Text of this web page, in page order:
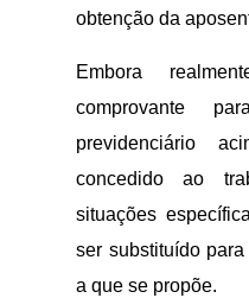
obtenção da
Embora
comprovante
previdenciário
concedido ao
situações
ser substituído
a que se propõe.